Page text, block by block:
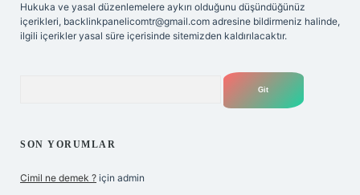
Hukuka ve yasal düzenlemelere aykırı olduğunu düşündüğünüz
içerikleri, backlinkpanelicomtr@gmail.com adresine bildirmeniz halinde,
ilgili içerikler yasal süre içerisinde sitemizden kaldırılacaktır.
SON YORUMLAR
Cimil ne demek ? için admin